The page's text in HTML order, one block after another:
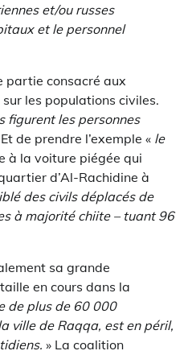
et/ou russes
et le personnel
partie consacré aux
les populations civiles.
figurent les personnes
de prendre l’exemple « le
à la voiture piégée qui
d’Al-Rachidine à
des civils déplacés de
à majorité chiite – tuant 96
sa grande
en cours dans la
de plus de 60 000
ville de Raqqa, est en péril,
» La coalition